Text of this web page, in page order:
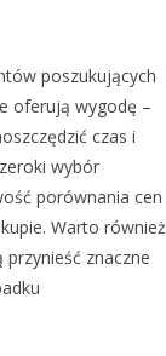
poszukujących
oferują wygodę –
czas i
wybór
porównania cen
Warto również
znaczne